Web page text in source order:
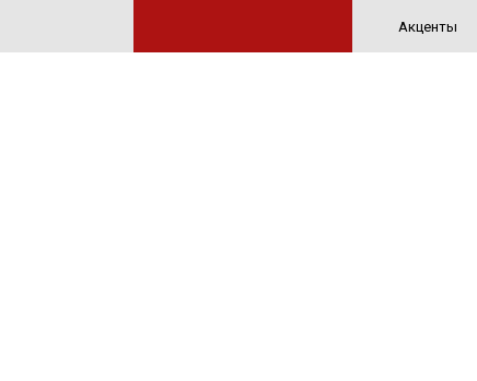
Акценты